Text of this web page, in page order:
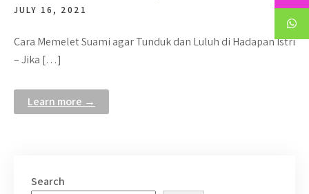
JULY 16, 2021
Cara Memelet Suami agar Tunduk dan Luluh di Hadapan Istri
– Jika […]
Learn more →
Search